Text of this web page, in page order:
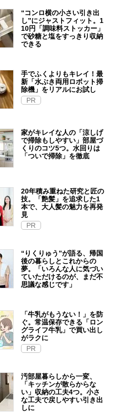
“コンロ横の小さい引き出
し”にジャストフィット。1
10円「調味料ストッカー」
で砂糖と塩をすっきり収納
できる
手でふくよりもキレイ！最
新「水ぶき両用ロボット掃
除機」をリアルにお試し
PR
家がキレイな人の「涼しげ
で掃除もしやすい」部屋づ
くりのコツ5つ。水回りは
「ついで掃除」を徹底
20年積み重ねた研究と匠の
技。「艶髪」を追求した1
本で、大人髪の魅力を再発
見
PR
“りくりゅう”が語る、帰国
後の暮らしとこれからの
夢。「いろんな人に気づい
ていただけるのが、まだ不
思議な感じです」
「牛乳がもうない！」を防
ぐ。常温保存できる「ロン
グライフ牛乳」で買い出し
がラクに
PR
汚部屋暮らしから一変、
「キッチンが散らからな
い」収納の工夫4つ。小さ
な工夫で戻しやすい引き出
しに